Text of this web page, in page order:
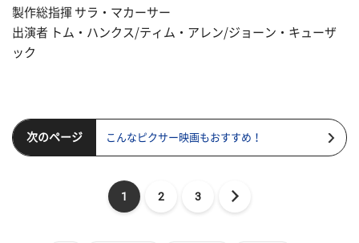
製作総指揮 サラ・マカーサー
出演者 トム・ハンクス/ティム・アレン/ジョーン・キューザ
ック
次のページ こんなピクサー映画もおすすめ！
1 2 3